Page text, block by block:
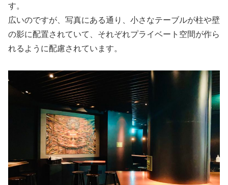
す。
広いのですが、写真にある通り、小さなテーブルが柱や壁
の影に配置されていて、それぞれプライベート空間が作ら
れるように配慮されています。